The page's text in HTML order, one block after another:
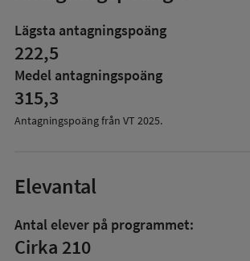
Lägsta antagningspoäng
222,5
Medel antagningspoäng
315,3
Antagningspoäng från VT 2025.
Elevantal
Antal elever på programmet:
Cirka 210